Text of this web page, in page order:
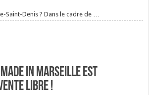
Saint-Denis ? Dans le cadre de …
in Marseille est
libre !